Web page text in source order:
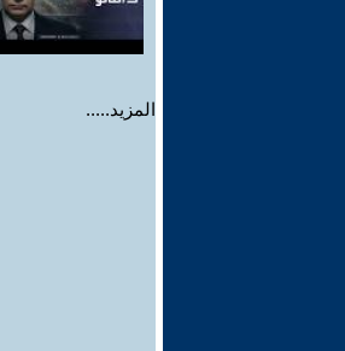
المزيد.....